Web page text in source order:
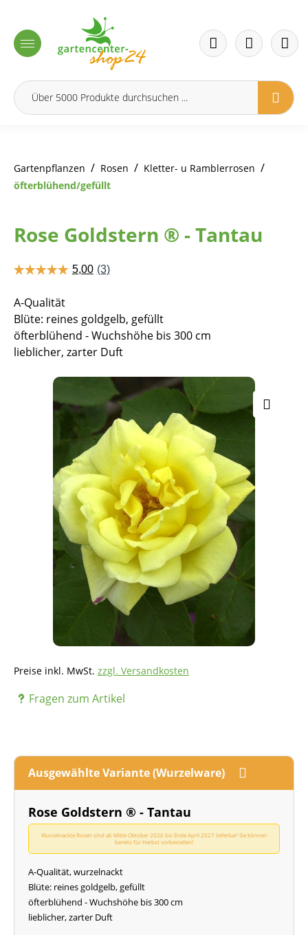
Gartenpflanzen / Rosen / Kletter- u Ramblerrosen /
öfterblühend/gefüllt
Rose Goldstern ® - Tantau
A-Qualität
Blüte: reines goldgelb, gefüllt
öfterblühend - Wuchshöhe bis 300 cm
lieblicher, zarter Duft
Preise inkl. MwSt. zzgl. Versandkosten
Fragen zum Artikel
Ausgewählte Variante (Wurzelware)
Rose Goldstern ® - Tantau
Wurzelnackte Rosen sind ab Mitte Oktober 2026 bis Ende April 2027 lieferbar! Sie können
bereits für Herbst vorbestellen!
A-Qualität, wurzelnackt
Blüte: reines goldgelb, gefüllt
öfterblühend - Wuchshöhe bis 300 cm
lieblicher, zarter Duft